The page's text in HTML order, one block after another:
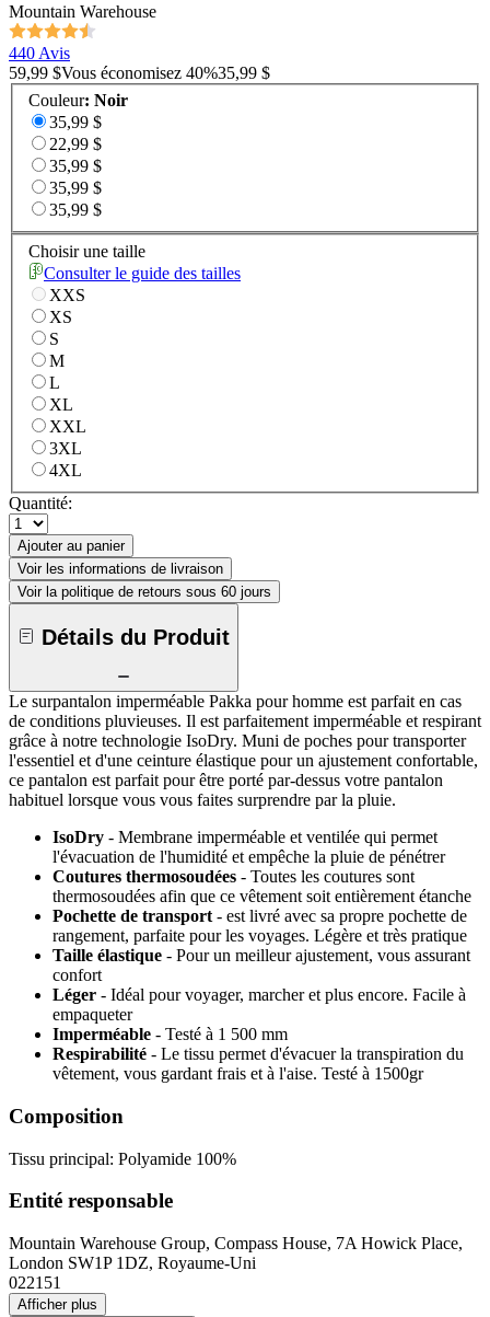
Mountain Warehouse
440 Avis
59,99 $Vous économisez 40%35,99 $
Couleur: Noir
35,99 $
22,99 $
35,99 $
35,99 $
35,99 $
Choisir une taille
Consulter le guide des tailles
XXS
XS
S
M
L
XL
XXL
3XL
4XL
Quantité:
Ajouter au panier
Voir les informations de livraison
Voir la politique de retours sous 60 jours
Détails du Produit
Le surpantalon imperméable Pakka pour homme est parfait en cas
de conditions pluvieuses. Il est parfaitement imperméable et respirant
grâce à notre technologie IsoDry. Muni de poches pour transporter
l'essentiel et d'une ceinture élastique pour un ajustement confortable,
ce pantalon est parfait pour être porté par-dessus votre pantalon
habituel lorsque vous vous faites surprendre par la pluie.
IsoDry - Membrane imperméable et ventilée qui permet
l'évacuation de l'humidité et empêche la pluie de pénétrer
Coutures thermosoudées - Toutes les coutures sont
thermosoudées afin que ce vêtement soit entièrement étanche
Pochette de transport - est livré avec sa propre pochette de
rangement, parfaite pour les voyages. Légère et très pratique
Taille élastique - Pour un meilleur ajustement, vous assurant
confort
Léger - Idéal pour voyager, marcher et plus encore. Facile à
empaqueter
Imperméable - Testé à 1 500 mm
Respirabilité - Le tissu permet d'évacuer la transpiration du
vêtement, vous gardant frais et à l'aise. Testé à 1500gr
Composition
Tissu principal: Polyamide 100%
Entité responsable
Mountain Warehouse Group, Compass House, 7A Howick Place,
London SW1P 1DZ, Royaume-Uni
022151
Afficher plus